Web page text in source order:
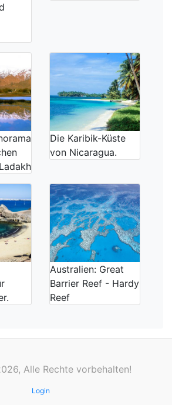
Die Karibik-Küste
von Nicaragua.
Australien: Great
Barrier Reef - Hardy
Reef
Alle Rechte vorbehalten!
Login